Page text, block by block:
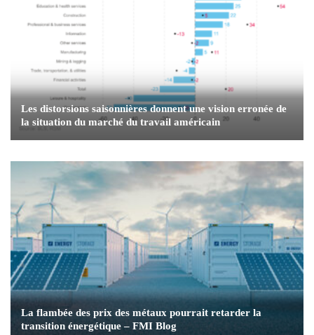
Les distorsions saisonnières donnent une vision erronée de
la situation du marché du travail américain
La flambée des prix des métaux pourrait retarder la
transition énergétique – FMI Blog